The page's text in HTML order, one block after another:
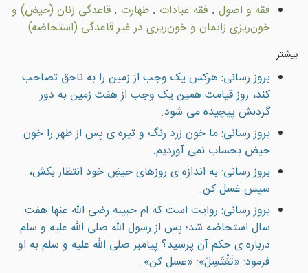
فقه و اصول . فقه عبادات . طهارت . قاعدگى زنان (حیض) و
خون‌ريزى زايمان و خون‌ريزى در غير قاعدگى (استحاضه)
بیشتر
بروز رسانی: هرکس يک وجب از زمين را به ناحق تصاحب
کند، روز قيامت همين يک وجب از هفت زمين به دور
گردنش پيچيده می شود.
بروز رسانی: ما خون زرد رنگ و تيره ی پس از طهر را خون
حيض بحساب نمی آورديم.
بروز رسانی: به اندازه ی روزهای حيضِ خود انتظار بکش،
سپس غسل کن.
بروز رسانی: روايت است که ام حبيبه رضى الله عنها هفت
سال استحاضه شد؛ پس از رسول الله صلى الله عليه و سلم
درباره ی حکم آن پرسيد؟ پيامبر صلى الله عليه و سلم به او
فرمود: «تَغْتَسِلَ»: «غسل کن».